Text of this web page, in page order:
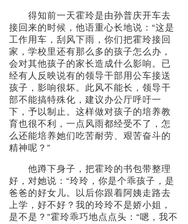
得知前一天霍玲是由孙普庆开车去
接回来的时候，他语重心长地说：“这是
工作用车，刮风下雨，你们把霍玲接回
家，学校里还有那么多的孩子怎么办，
会对其他孩子的家长造成什么影响。已
经有人反映说有的领导干部用公车接送
孩子，影响很坏。此风不能长，领导干
部不能搞特殊化，建议办公厅呼吁一
下，予以制止。这样做对孩子的培养教
育也很不利，一点风雨都经受不了，怎
么还能培养她们吃苦耐劳、艰苦奋斗的
精神呢？”
他蹲下身子，把霍玲的书包带整理
好，对她说：“玲玲，你是个乖孩子，是
爸爸的好女儿。以后你跟着阿姨走路去
上学，好不好？我的玲玲不是娇小姐，
是不是？”霍玲乖巧地点点头：“嗯，我不